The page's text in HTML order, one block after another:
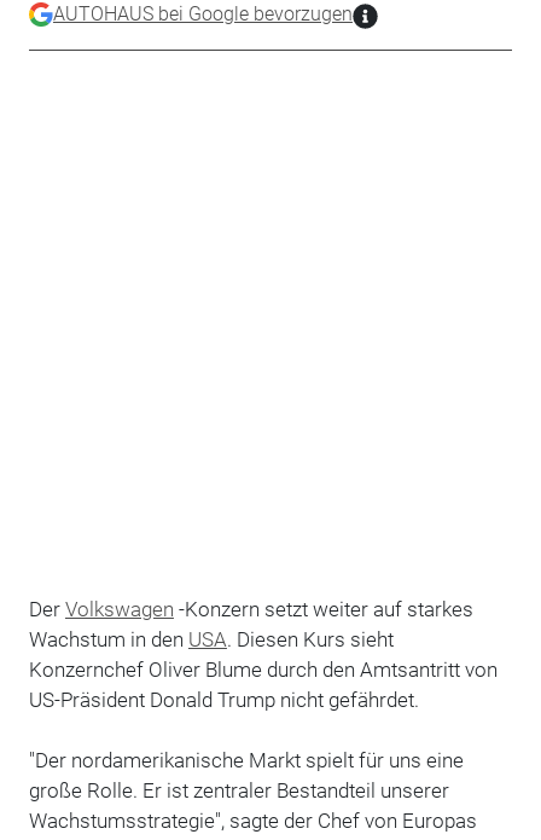
AUTOHAUS bei Google bevorzugen
Der Volkswagen -Konzern setzt weiter auf starkes
Wachstum in den USA. Diesen Kurs sieht
Konzernchef Oliver Blume durch den Amtsantritt von
US-Präsident Donald Trump nicht gefährdet.
"Der nordamerikanische Markt spielt für uns eine
große Rolle. Er ist zentraler Bestandteil unserer
Wachstumsstrategie", sagte der Chef von Europas